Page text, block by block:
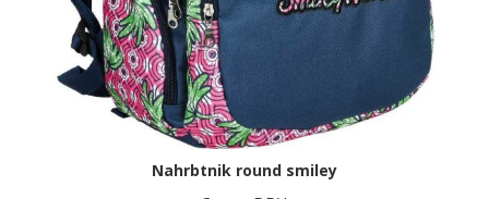
Nahrbtnik round smiley